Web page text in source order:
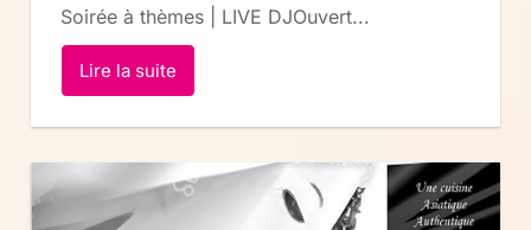
Soirée à thèmes | LIVE DJOuvert...
Lire la suite